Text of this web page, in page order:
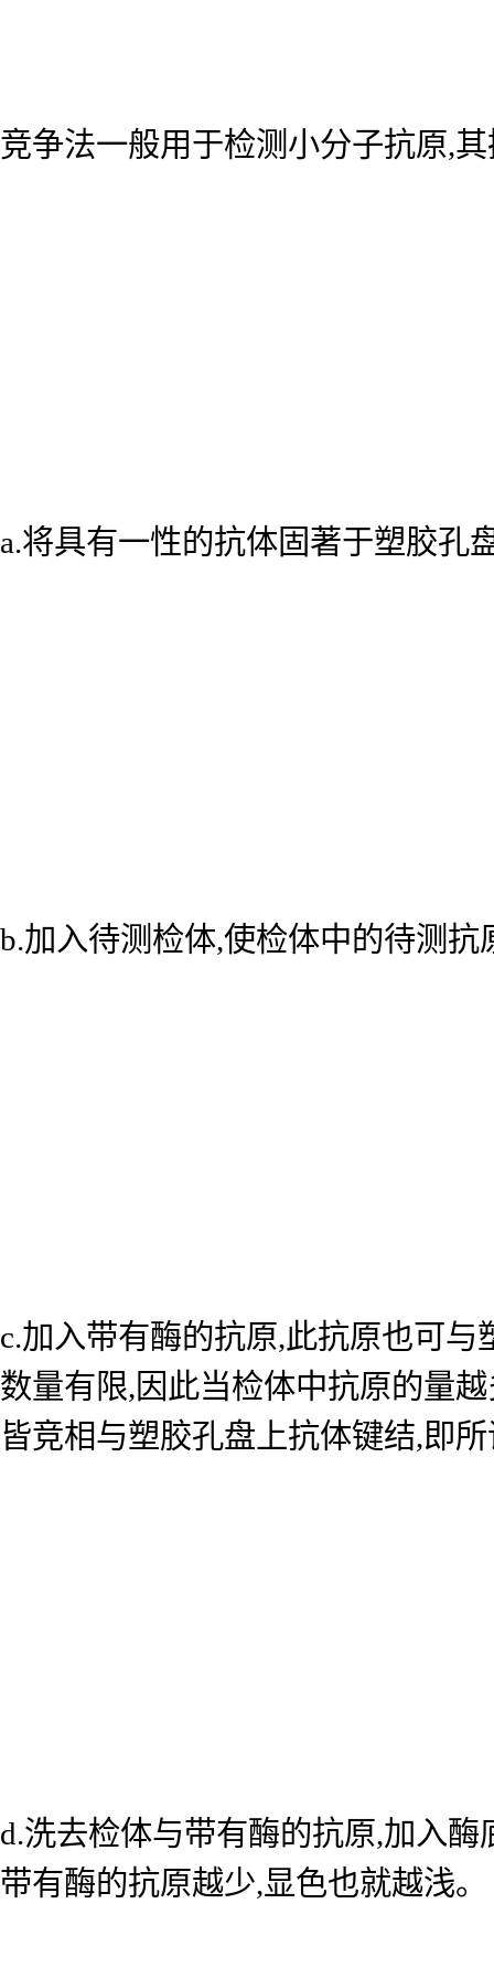
竞争法一般用于检测小分子抗原,
a.将具有一性的抗体固著于塑胶孔
b.加入待测检体,使检体中的待测
c.加入带有酶的抗原,此抗原也可
数量有限,因此当检体中抗原的量
皆竞相与塑胶孔盘上抗体键结,即
d.洗去检体与带有酶的抗原,加入
带有酶的抗原越少,显色也就越浅。